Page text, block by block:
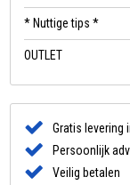
* Nuttige tips *
OUTLET
Gratis levering
Persoonlijk
Veilig betalen